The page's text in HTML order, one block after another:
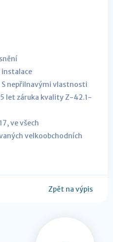
instalace
nepřilnavými vlastnosti
let záruka kvality Z-42.1-
ve všech
velkoobchodních
Zpět na výpis